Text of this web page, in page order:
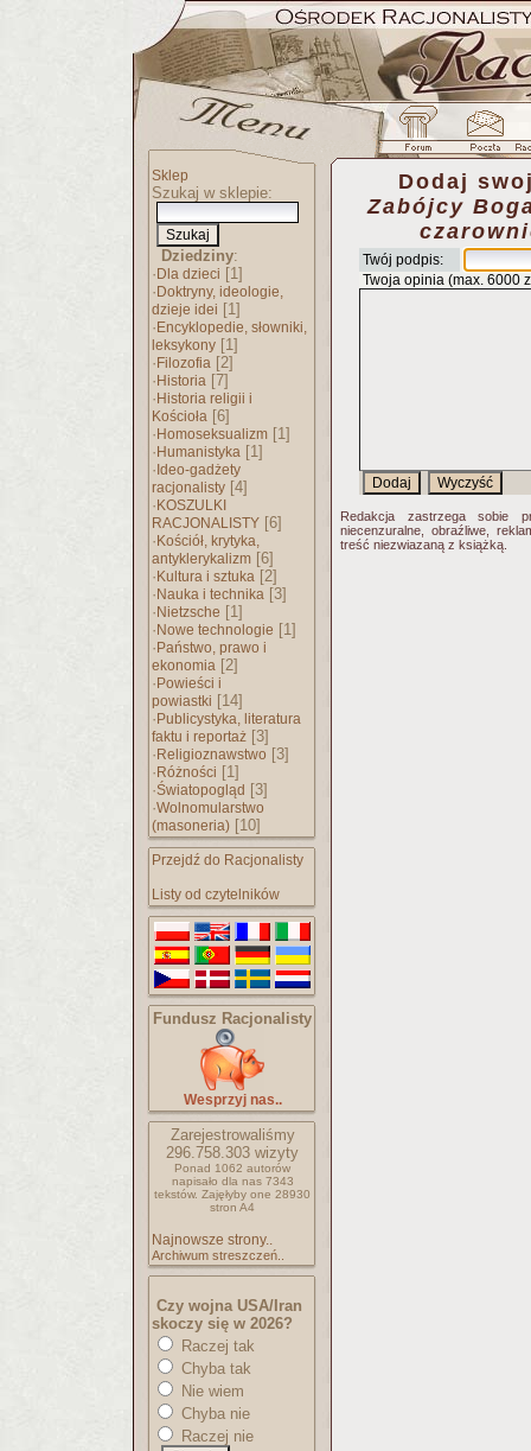
Sklep
Szukaj w sklepie:
Dziedziny:
· Dla dzieci [1]
· Doktryny, ideologie,
dzieje idei [1]
· Encyklopedie, słowniki,
leksykony [1]
· Filozofia [2]
· Historia [7]
· Historia religii i
Kościoła [6]
· Homoseksualizm [1]
· Humanistyka [1]
· Ideo-gadżety
racjonalisty [4]
· KOSZULKI
RACJONALISTY [6]
· Kościół, krytyka,
antyklerykalizm [6]
· Kultura i sztuka [2]
· Nauka i technika [3]
· Nietzsche [1]
· Nowe technologie [1]
· Państwo, prawo i
ekonomia [2]
· Powieści i
powiastki [14]
· Publicystyka, literatura
faktu i reportaż [3]
· Religioznawstwo [3]
· Różności [1]
·Światopogląd [3]
·Wolnomularstwo
(masoneria) [10]
Przejdź do Racjonalisty
Listy od czytelników
Fundusz Racjonalisty
Wesprzyj nas..
Zarejestrowaliśmy
296.758.303 wizyty
Ponad 1062 autorów
napisało dla nas 7343
tekstów. Zajęłyby one 28930
stron A4
Najnowsze strony..
Archiwum streszczeń..
Czy wojna USA/Iran
skoczy się w 2026?
Raczej tak
Chyba tak
Nie wiem
Chyba nie
Raczej nie
Dodaj
Zabójcy
Twój podpis:
Twoja opinia (max. 6000
Redakcja zastrzega sobie
niecenzuralne, obraźliwe,
treść niezwiazaną z książką.